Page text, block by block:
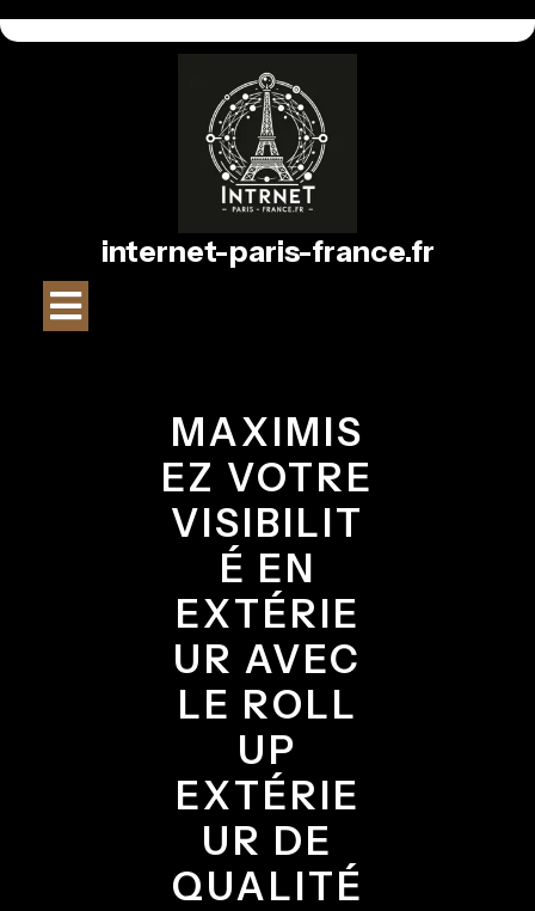
au
internet-paris-france.fr
MAXIMIS
EZ VOTRE
VISIBILIT
É EN
EXTÉRIE
UR AVEC
LE ROLL
UP
EXTÉRIE
UR DE
QUALITÉ